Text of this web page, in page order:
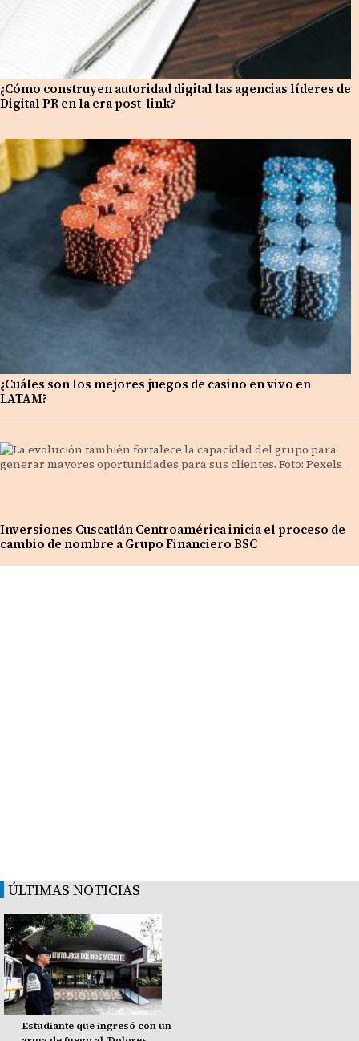
¿Cómo construyen autoridad digital las agencias líderes de
Digital PR en la era post-link?
¿Cuáles son los mejores juegos de casino en vivo en
LATAM?
Inversiones Cuscatlán Centroamérica inicia el proceso de
cambio de nombre a Grupo Financiero BSC
ÚLTIMAS NOTICIAS
Estudiante que ingresó con un